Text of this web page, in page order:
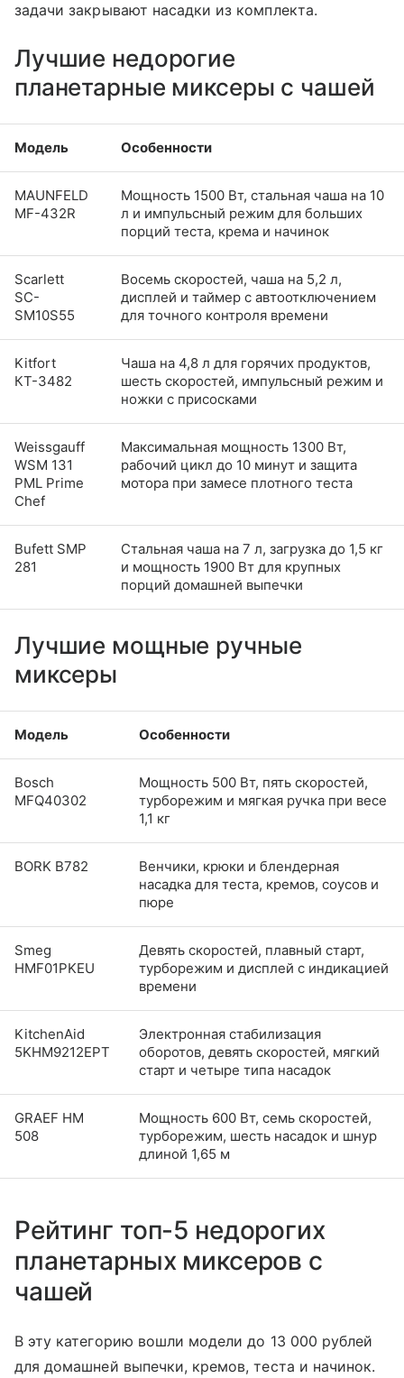
задачи закрывают насадки из комплекта.
Лучшие недорогие
планетарные миксеры с чашей
Модель Особенности
MAUNFELD
MF-432R
Мощность 1500 Вт, стальная чаша на 10
л и импульсный режим для больших
порций теста, крема и начинок
Scarlett
SC-
SM10S55
Восемь скоростей, чаша на 5,2 л,
дисплей и таймер с автоотключением
для точного контроля времени
Kitfort
КТ-3482
Чаша на 4,8 л для горячих продуктов,
шесть скоростей, импульсный режим и
ножки с присосками
Weissgauff
WSM 131
PML Prime
Chef
Максимальная мощность 1300 Вт,
рабочий цикл до 10 минут и защита
мотора при замесе плотного теста
Bufett SMP
281
Стальная чаша на 7 л, загрузка до 1,5 кг
и мощность 1900 Вт для крупных
порций домашней выпечки
Лучшие мощные ручные
миксеры
Модель Особенности
Bosch
MFQ40302
Мощность 500 Вт, пять скоростей,
турборежим и мягкая ручка при весе
1,1 кг
BORK B782
Венчики, крюки и блендерная
насадка для теста, кремов, соусов и
пюре
Smeg
HMF01PKEU
Девять скоростей, плавный старт,
турборежим и дисплей с индикацией
времени
KitchenAid
5KHM9212EPT
Электронная стабилизация
оборотов, девять скоростей, мягкий
старт и четыре типа насадок
GRAEF HM
508
Мощность 600 Вт, семь скоростей,
турборежим, шесть насадок и шнур
длиной 1,65 м
Рейтинг топ-5 недорогих
планетарных миксеров с
чашей
В эту категорию вошли модели до 13 000 рублей
для домашней выпечки, кремов, теста и начинок.